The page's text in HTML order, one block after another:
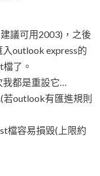
議可用2003)，之後
outlook express的
了。
我都是重設它…
若outlook有匯進規則
檔容易損毀(上限約